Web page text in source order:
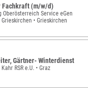
Fachkraft (m/w/d)
Oberösterreich Service eGen
• Grieskirchen
Gärtner- Winterdienst
RSR e.U. • Graz